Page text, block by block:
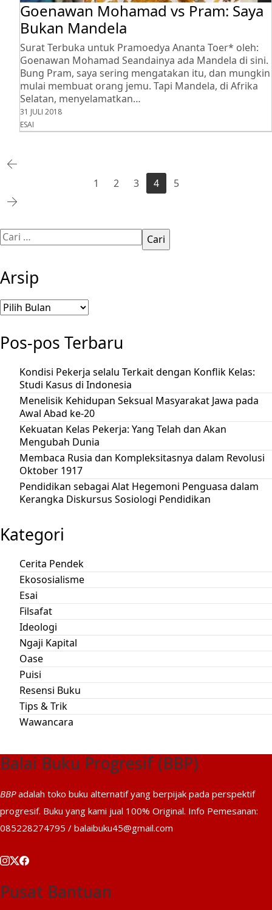
Goenawan Mohamad vs Pram: Saya
Bukan Mandela
Surat Terbuka untuk Pramoedya Ananta Toer* oleh:
Goenawan Mohamad Seandainya ada Mandela di sini.
Bung Pram, saya sering mengatakan itu, dan mungkin
mulai membuat orang jemu. Tapi Mandela, di Afrika
Selatan, menyelamatkan…
31 JULI 2018
ESAI
1 2 3 4 5
Cari
untuk:
Arsip
Arsip
Pos-pos Terbaru
Kondisi Pekerja selalu Terkait dengan Konflik Kelas:
Studi Kasus di Indonesia
Menelisik Kehidupan Seksual Masyarakat Jawa pada
Awal Abad ke-20
Kekuatan Kelas Pekerja: Yang Telah dan Akan
Mengubah Dunia
Membaca Rusia dan Kompleksitasnya dalam Revolusi
Oktober 1917
Pendidikan sebagai Alat Hegemoni Penguasa dalam
Kerangka Diskursus Sosiologi Pendidikan
Kategori
Cerita Pendek
Ekososialisme
Esai
Filsafat
Ideologi
Ngaji Kapital
Oase
Puisi
Resensi Buku
Tips & Trik
Wawancara
Balai Buku Progresif (BBP)
BBPadalah toko buku alternatif yang berpijak pada perspektif
progresif. Buku yang kami jual 100% Original. Info Pemesanan:
085228274795 / balaibuku45@gmail.com
Pusat Bantuan